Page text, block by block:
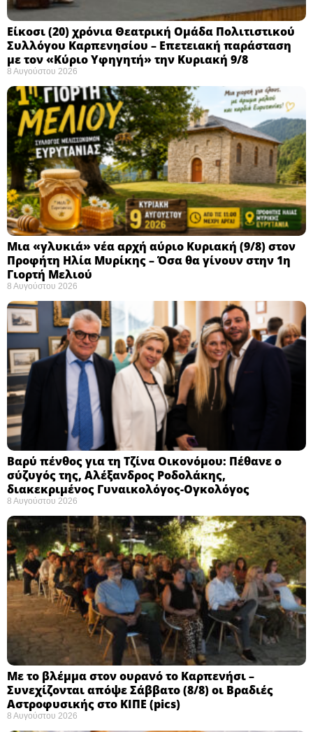
Eίκοσι (20) χρόνια Θεατρική Ομάδα Πολιτιστικού
Συλλόγου Καρπενησίου – Επετειακή παράσταση
με τον «Κύριο Υφηγητή» την Κυριακή 9/8
8 Αυγούστου 2026
Μια «γλυκιά» νέα αρχή αύριο Κυριακή (9/8) στον
Προφήτη Ηλία Μυρίκης – Όσα θα γίνουν στην 1η
Γιορτή Μελιού
8 Αυγούστου 2026
Βαρύ πένθος για τη Τζίνα Οικονόμου: Πέθανε ο
σύζυγός της, Αλέξανδρος Ροδολάκης,
διακεκριμένος Γυναικολόγος-Ογκολόγος
8 Αυγούστου 2026
Με το βλέμμα στον ουρανό το Καρπενήσι –
Συνεχίζονται απόψε Σάββατο (8/8) οι Βραδιές
Αστροφυσικής στο ΚΙΠΕ (pics)
8 Αυγούστου 2026